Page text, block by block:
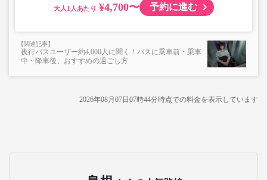
大人 ¥4,700〜 予約に進む
夜行バスユーザー約4,000人に聞く！バスに乗車前・乗車
中・降車後、おすすめの過ごし方
2026年08月07日07時44分時点での料金を表示しています